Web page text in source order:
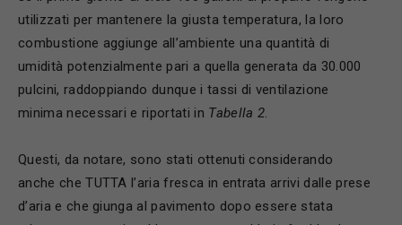
utilizzati per mantenere la giusta temperatura, la loro
combustione aggiunge all’ambiente una quantità di
umidità potenzialmente pari a quella generata da 30.000
pulcini, raddoppiando dunque i tassi di ventilazione
minima necessari e riportati in Tabella 2.
Questi, da notare, sono stati ottenuti considerando
anche che TUTTA l’aria fresca in entrata arrivi dalle prese
d’aria e che giunga al pavimento dopo essere stata